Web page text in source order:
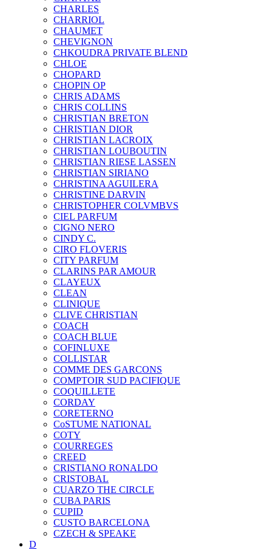
CHARLES
CHARRIOL
CHAUMET
CHEVIGNON
CHKOUDRA PRIVATE BLEND
CHLOE
CHOPARD
CHOPIN OP
CHRIS ADAMS
CHRIS COLLINS
CHRISTIAN BRETON
CHRISTIAN DIOR
CHRISTIAN LACROIX
CHRISTIAN LOUBOUTIN
CHRISTIAN RIESE LASSEN
CHRISTIAN SIRIANO
CHRISTINA AGUILERA
CHRISTINE DARVIN
CHRISTOPHER COLVMBVS
CIEL PARFUM
CIGNO NERO
CINDY C.
CIRO FLOVERIS
CITY PARFUM
CLARINS PAR AMOUR
CLAYEUX
CLEAN
CLINIQUE
CLIVE CHRISTIAN
COACH
COACH BLUE
COFINLUXE
COLLISTAR
COMME DES GARCONS
COMPTOIR SUD PACIFIQUE
COQUILLETE
CORDAY
CORETERNO
CoSTUME NATIONAL
COTY
COURREGES
CREED
CRISTIANO RONALDO
CRISTOBAL
CUARZO THE CIRCLE
CUBA PARIS
CUPID
CUSTO BARCELONA
CZECH & SPEAKE
D